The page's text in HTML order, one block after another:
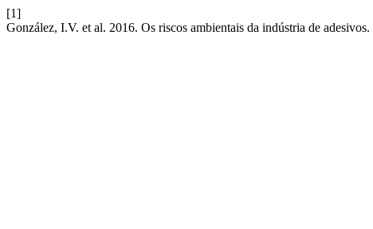
[1]
González, I.V. et al. 2016. Os riscos ambientais da indústria de adesivos.